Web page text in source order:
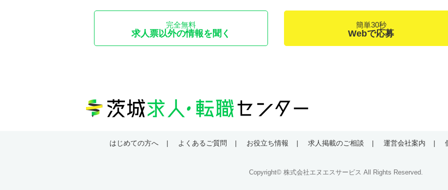
完全無料
求人票以外の情報を聞く
簡単30秒
Webで応募
はじめての方へ よくあるご質問 お役立ち情報 求人掲載のご相談 運営会社案内
Copyright© 株式会社エヌエスサービス All Rights Reserved.